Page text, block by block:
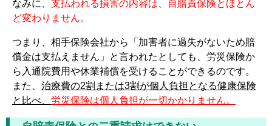
なみに、 支払われる損害の内容は、自賠責保険とほとん
ど変わりません。
つまり、相手保険会社から「加害者に過失がないため賠
償金は支払えません」と言われたとしても、労災保険か
ら入通院費用や休業補償を受けることができるのです。
また、 治療費の2割または3割が個人負担となる健康保険
と比べ、 労災保険は個人負担が一切かかりません。